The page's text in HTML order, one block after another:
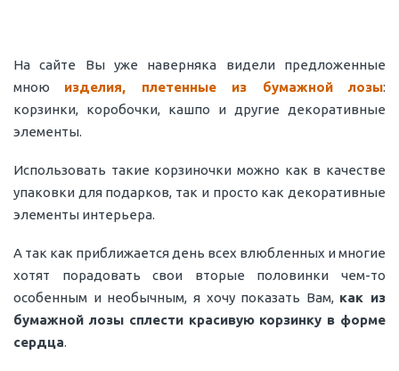
На сайте Вы уже наверняка видели предложенные
мною изделия, плетенные из бумажной лозы:
корзинки, коробочки, кашпо и другие декоративные
элементы.
Использовать такие корзиночки можно как в качестве
упаковки для подарков, так и просто как декоративные
элементы интерьера.
А так как приближается день всех влюбленных и многие
хотят порадовать свои вторые половинки чем-то
особенным и необычным, я хочу показать Вам, как из
бумажной лозы сплести красивую корзинку в форме
сердца.